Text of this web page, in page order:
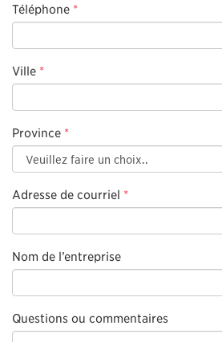
Téléphone *
Ville *
Province *
Adresse de courriel *
Nom de l’entreprise
Questions ou commentaires